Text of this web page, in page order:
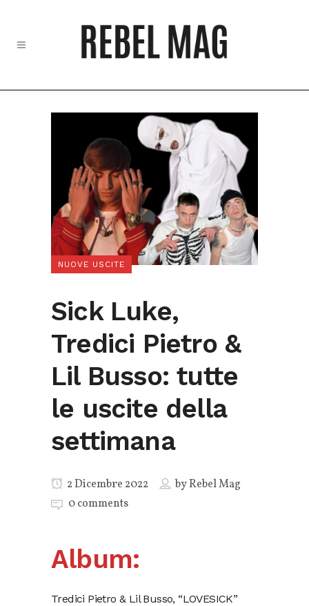
NUOVE USCITE
Sick Luke,
Tredici Pietro &
Lil Busso: tutte
le uscite della
settimana
2 Dicembre 2022 byRebel Mag
0 comments
Album:
Tredici Pietro & Lil Busso, “LOVESICK”